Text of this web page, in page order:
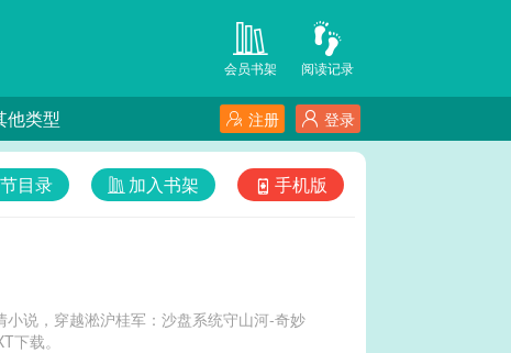
阅读记录
会员书架
他类型 登录
注册
手机版
加入书架
目录
说，穿越淞沪桂军：沙盘系统守山河-奇妙
下载。